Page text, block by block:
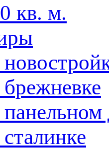
кв. м.